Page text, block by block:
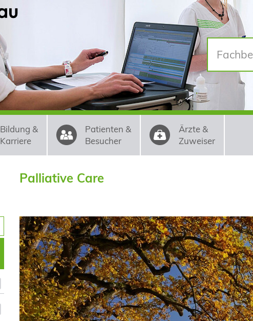
Bildung &
Karriere
Patienten &
Besucher
Ärzte &
Zuweiser
Palliative Care